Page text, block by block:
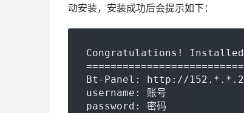
动安装，安装成功后会提示如下：
Congratulations!
Bt-Panel: http://
username: 账号
password: 密码